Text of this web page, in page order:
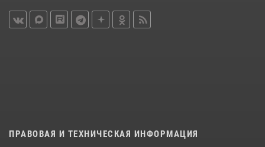
ПРАВОВАЯ И ТЕХНИЧЕСКАЯ ИНФОРМАЦИЯ